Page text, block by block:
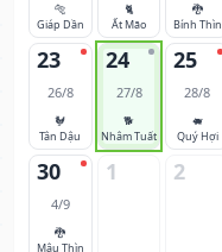
🐅
Giáp Dần
🐈
Ất Mão
🐉
Bính Thìn
23
26/8
🐓
Tân Dậu
24
27/8
🐕
Nhâm Tuất
25
28/8
🐖
Quý Hợi
30
4/9
🐉
Mậu Thìn
1 2